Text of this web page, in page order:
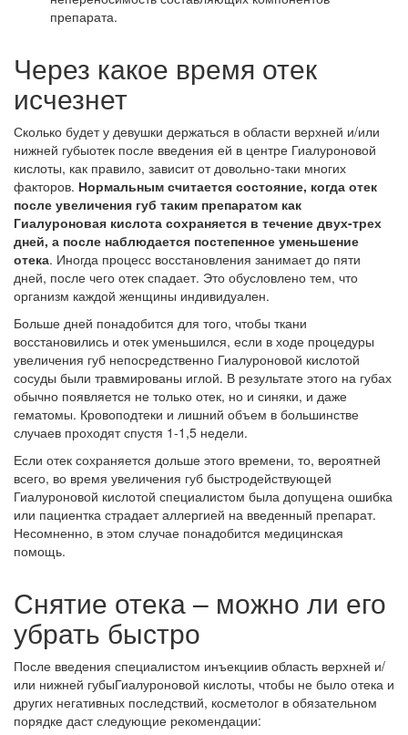
препарата.
Через какое время отек
исчезнет
Сколько будет у девушки держаться в области верхней и/или
нижней губыотек после введения ей в центре Гиалуроновой
кислоты, как правило, зависит от довольно-таки многих
факторов. Нормальным считается состояние, когда отек
после увеличения губ таким препаратом как
Гиалуроновая кислота сохраняется в течение двух-трех
дней, а после наблюдается постепенное уменьшение
отека. Иногда процесс восстановления занимает до пяти
дней, после чего отек спадает. Это обусловлено тем, что
организм каждой женщины индивидуален.
Больше дней понадобится для того, чтобы ткани
восстановились и отек уменьшился, если в ходе процедуры
увеличения губ непосредственно Гиалуроновой кислотой
сосуды были травмированы иглой. В результате этого на губах
обычно появляется не только отек, но и синяки, и даже
гематомы. Кровоподтеки и лишний объем в большинстве
случаев проходят спустя 1-1,5 недели.
Если отек сохраняется дольше этого времени, то, вероятней
всего, во время увеличения губ быстродействующей
Гиалуроновой кислотой специалистом была допущена ошибка
или пациентка страдает аллергией на введенный препарат.
Несомненно, в этом случае понадобится медицинская
помощь.
Снятие отека – можно ли его
убрать быстро
После введения специалистом инъекциив область верхней и/
или нижней губыГиалуроновой кислоты, чтобы не было отека и
других негативных последствий, косметолог в обязательном
порядке даст следующие рекомендации: